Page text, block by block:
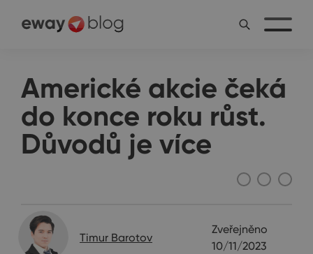
Americké akcie čeká
do konce roku růst.
Důvodů je více
Timur Barotov
Zveřejněno
10/11/2023